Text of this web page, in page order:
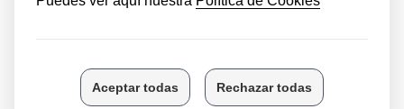
hora de reemplazarlas.
reemplazar.